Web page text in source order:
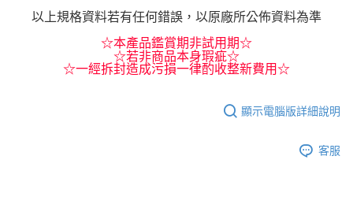
以上規格資料若有任何錯誤，以原廠所公佈資料為準
☆本產品鑑賞期非試用期☆
☆若非商品本身瑕疵☆
☆一經拆封造成污損一律酌收整新費用☆
顯示電腦版詳細說明
客服